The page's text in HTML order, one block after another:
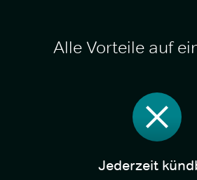
Alle Vorteile auf
Jederzeit